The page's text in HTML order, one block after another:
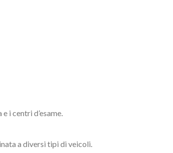
i centri d’esame.
a diversi tipi di veicoli.